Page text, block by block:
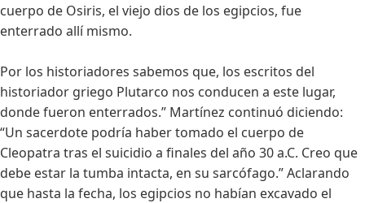
cuerpo de Osiris, el viejo dios de los egipcios, fue
enterrado allí mismo.
Por los historiadores sabemos que, los escritos del
historiador griego Plutarco nos conducen a este lugar,
donde fueron enterrados.” Martínez continuó diciendo:
“Un sacerdote podría haber tomado el cuerpo de
Cleopatra tras el suicidio a finales del año 30 a.C. Creo que
debe estar la tumba intacta, en su sarcófago.” Aclarando
que hasta la fecha, los egipcios no habían excavado el